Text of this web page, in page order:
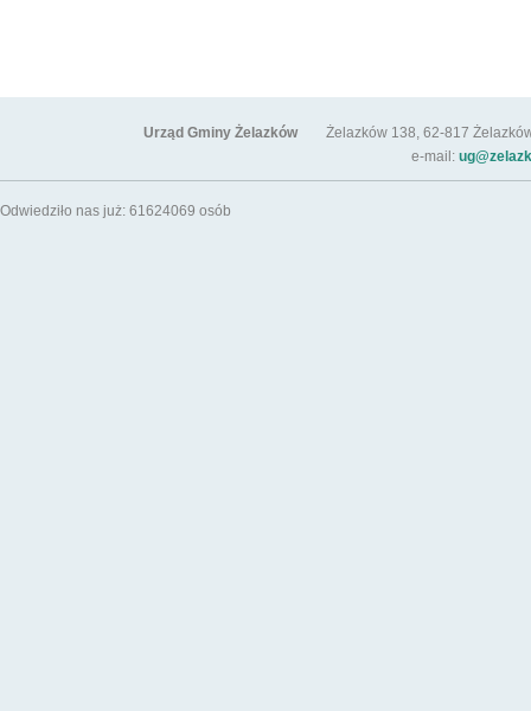
Urząd Gminy ŻelazkówŻelazków 138, 62-817 Żelazków
e-mail:
Odwiedziło nas już: 61624069 osób